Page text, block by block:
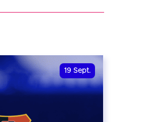
19 Sept.